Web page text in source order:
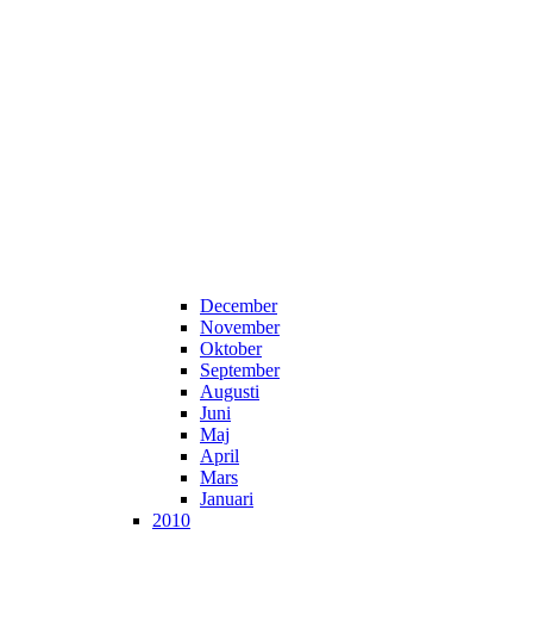
December
November
Oktober
September
Augusti
Juni
Maj
April
Mars
Januari
2010